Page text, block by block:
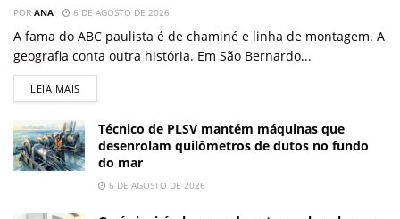
POR ANA 6 DE AGOSTO DE 2026
A fama do ABC paulista é de chaminé e linha de montagem. A
geografia conta outra história. Em São Bernardo...
LEIA MAIS
Técnico de PLSV mantém máquinas que
desenrolam quilômetros de dutos no fundo
do mar
6 DE AGOSTO DE 2026